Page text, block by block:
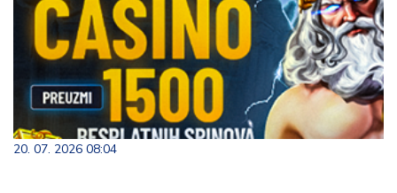
20. 07. 2026 08:04